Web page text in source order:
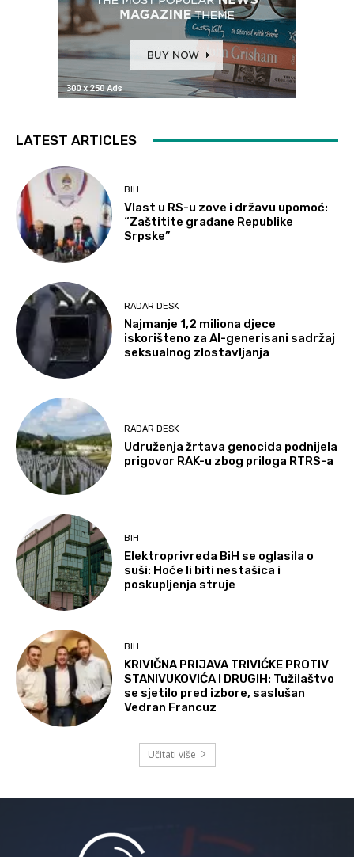
LATEST ARTICLES
BIH
Vlast u RS-u zove i državu upomoć:
“Zaštitite građane Republike
Srpske”
RADAR DESK
Najmanje 1,2 miliona djece
iskorišteno za AI-generisani sadržaj
seksualnog zlostavljanja
RADAR DESK
Udruženja žrtava genocida podnijela
prigovor RAK-u zbog priloga RTRS-a
BIH
Elektroprivreda BiH se oglasila o
suši: Hoće li biti nestašica i
poskupljenja struje
BIH
KRIVIČNA PRIJAVA TRIVIĆKE PROTIV
STANIVUKOVIĆA I DRUGIH: Tužilaštvo
se sjetilo pred izbore, saslušan
Vedran Francuz
Učitati više